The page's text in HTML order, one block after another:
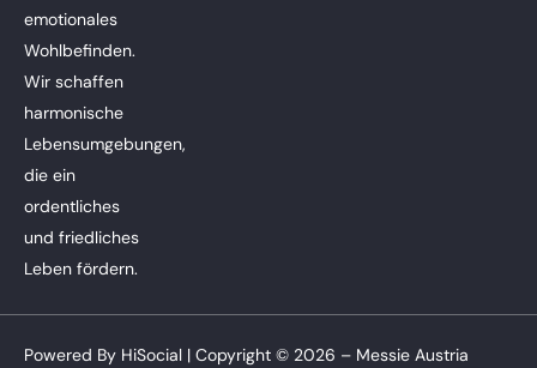
emotionales
Wohlbefinden.
Wir schaffen
harmonische
Lebensumgebungen,
die ein
ordentliches
und friedliches
Leben fördern.
Powered By HiSocial | Copyright © 2026 – Messie Austria